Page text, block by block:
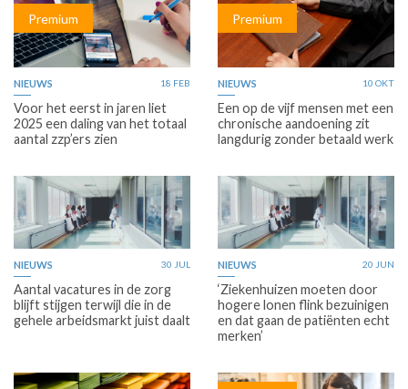
Premium
NIEUWS 18 FEB
Voor het eerst in jaren liet
2025 een daling van het totaal
aantal zzp’ers zien
Premium
NIEUWS 10 OKT
Een op de vijf mensen met een
chronische aandoening zit
langdurig zonder betaald werk
NIEUWS 30 JUL
Aantal vacatures in de zorg
blijft stijgen terwijl die in de
gehele arbeidsmarkt juist daalt
NIEUWS 20 JUN
‘Ziekenhuizen moeten door
hogere lonen flink bezuinigen
en dat gaan de patiënten echt
merken’